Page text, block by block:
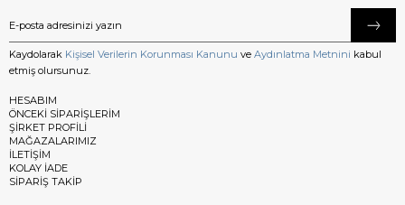
Kaydolarak Kişisel Verilerin Korunması Kanunu ve Aydınlatma Metnini kabul
etmiş olursunuz.
HESABIM
ÖNCEKİ SİPARİŞLERİM
ŞİRKET PROFİLİ
MAĞAZALARIMIZ
İLETİŞİM
KOLAY İADE
SİPARİŞ TAKİP